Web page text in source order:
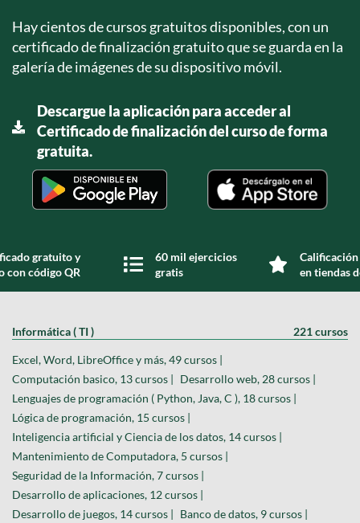
Hay cientos de cursos gratuitos disponibles, con un
certificado de finalización gratuito que se guarda en la
galería de imágenes de su dispositivo móvil.
Descargue la aplicación para acceder al
Certificado de finalización del curso de forma
gratuita.
gratuito y
con código QR
60 mil ejercicios
gratis
en tiendas
Informática ( TI ) 221 cursos
Excel, Word, LibreOffice y más, 49 cursos |
Computación basico, 13 cursos | Desarrollo web, 28 cursos |
Lenguajes de programación ( Python, Java, C ), 18 cursos |
Lógica de programación, 15 cursos |
Inteligencia artificial y Ciencia de los datos, 14 cursos |
Mantenimiento de Computadora, 5 cursos |
Seguridad de la Información, 7 cursos |
Desarrollo de aplicaciones, 12 cursos |
Desarrollo de juegos, 14 cursos | Banco de datos, 9 cursos |